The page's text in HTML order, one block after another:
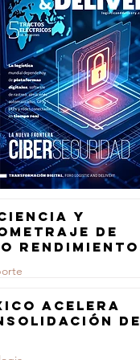
y
de
rendimiento
de
acelera
de